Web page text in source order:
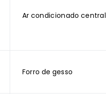
Ar condicionado central
Forro de gesso